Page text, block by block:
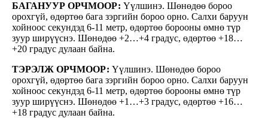
БАГАНУУР ОРЧМООР: Үүлшинэ. Шөнөдөө бороо
орохгүй, өдөртөө бага зэргийн бороо орно. Салхи баруун
хойноос секундэд 6-11 метр, өдөртөө борооны өмнө түр
зуур ширүүснэ. Шөнөдөө +2…+4 градус, өдөртөө +18…
+20 градус дулаан байна.
ТЭРЭЛЖ ОРЧМООР: Үүлшинэ. Шөнөдөө бороо
орохгүй, өдөртөө бага зэргийн бороо орно. Салхи баруун
хойноос секундэд 6-11 метр, өдөртөө борооны өмнө түр
зуур ширүүснэ. Шөнөдөө +1…+3 градус, өдөртөө +16…
+18 градус дулаан байна.